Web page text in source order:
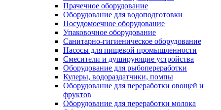
Прачечное оборудование
Оборудование для водоподготовки
Посудомоечное оборудование
Упаковочное оборудование
Санитарно-гигиеническое оборудование
Насосы для пищевой промышленности
Смесители и душирующие устройства
Оборудование для рыбопереработки
Кулеры, водораздатчики, помпы
Оборудование для переработки овощей и
фруктов
Оборудование для переработки молока